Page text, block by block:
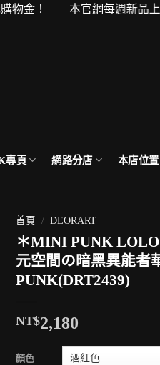
本官網每週新品上架歡迎
專頁 網路分店 本店位置
首頁 / DEORART
＊MINI PUNK
元空間の暗黑異能者
PUNK(DRT2439)
NT$2,180
顏色